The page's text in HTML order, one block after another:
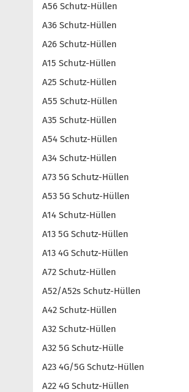
A56 Schutz-Hüllen
A36 Schutz-Hüllen
A26 Schutz-Hüllen
A15 Schutz-Hüllen
A25 Schutz-Hüllen
A55 Schutz-Hüllen
A35 Schutz-Hüllen
A54 Schutz-Hüllen
A34 Schutz-Hüllen
A73 5G Schutz-Hüllen
A53 5G Schutz-Hüllen
A14 Schutz-Hüllen
A13 5G Schutz-Hüllen
A13 4G Schutz-Hüllen
A72 Schutz-Hüllen
A52/A52s Schutz-Hüllen
A42 Schutz-Hüllen
A32 Schutz-Hüllen
A32 5G Schutz-Hülle
A23 4G/5G Schutz-Hüllen
A22 4G Schutz-Hüllen